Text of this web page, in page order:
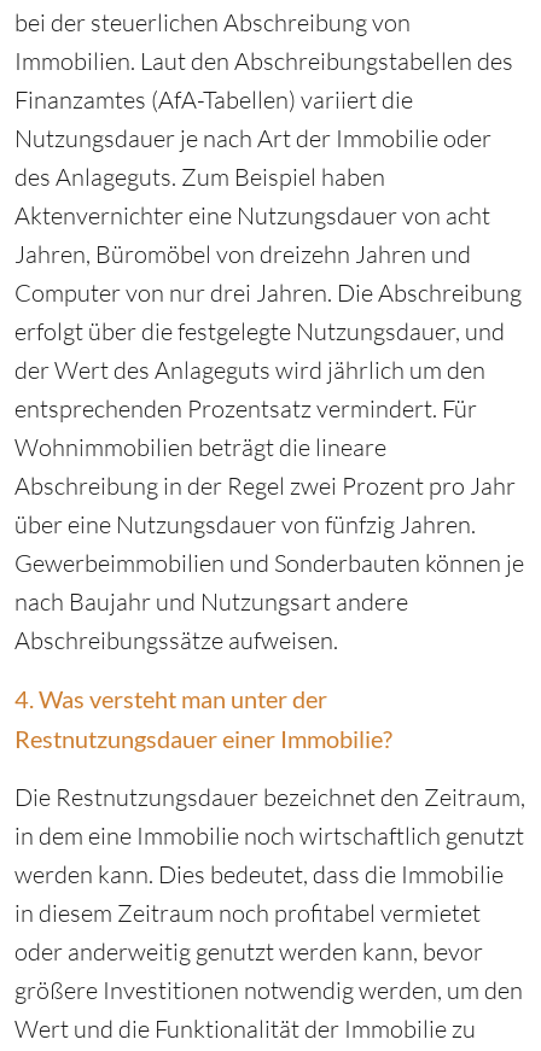
bei der steuerlichen Abschreibung von
Immobilien. Laut den Abschreibungstabellen des
Finanzamtes (AfA-Tabellen) variiert die
Nutzungsdauer je nach Art der Immobilie oder
des Anlageguts. Zum Beispiel haben
Aktenvernichter eine Nutzungsdauer von acht
Jahren, Büromöbel von dreizehn Jahren und
Computer von nur drei Jahren. Die Abschreibung
erfolgt über die festgelegte Nutzungsdauer, und
der Wert des Anlageguts wird jährlich um den
entsprechenden Prozentsatz vermindert. Für
Wohnimmobilien beträgt die lineare
Abschreibung in der Regel zwei Prozent pro Jahr
über eine Nutzungsdauer von fünfzig Jahren.
Gewerbeimmobilien und Sonderbauten können je
nach Baujahr und Nutzungsart andere
Abschreibungssätze aufweisen.
4. Was versteht man unter der
Restnutzungsdauer einer Immobilie?
Die Restnutzungsdauer bezeichnet den Zeitraum,
in dem eine Immobilie noch wirtschaftlich genutzt
werden kann. Dies bedeutet, dass die Immobilie
in diesem Zeitraum noch profitabel vermietet
oder anderweitig genutzt werden kann, bevor
größere Investitionen notwendig werden, um den
Wert und die Funktionalität der Immobilie zu